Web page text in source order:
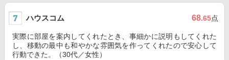
ハウスコム 68.65点
実際に部屋を案内してくれたとき、事細かに説明もしてくれた
し、移動の最中も和やかな雰囲気を作ってくれたので安心して
行動できた。（30代／女性）